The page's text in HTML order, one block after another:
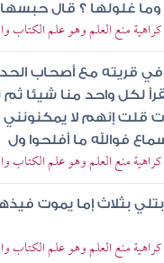
غلولها ؟ قال حبسها
منع العلم وهو علم الكتاب
قريته مع أصحاب
لكل واحد منا شيئا ثم
إنهم لا يمكنونني
فوالله ما أفلحوا ول
منع العلم وهو علم الكتاب
بثلاث إما يموت
منع العلم وهو علم الكتاب